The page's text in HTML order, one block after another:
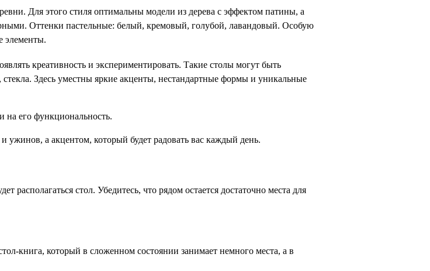
Для этого стиля оптимальны модели из дерева с эффектом патины, а
Оттенки пастельные: белый, кремовый, голубой, лавандовый. Особую
элементы.
креативность и экспериментировать. Такие столы могут быть
Здесь уместны яркие акценты, нестандартные формы и уникальные
на его функциональность.
и ужинов, а акцентом, который будет радовать вас каждый день.
располагаться стол. Убедитесь, что рядом остается достаточно места для
-книга, который в сложенном состоянии занимает немного места, а в